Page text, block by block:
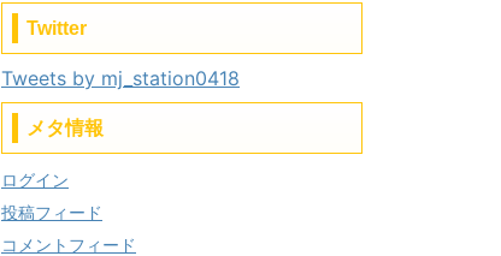
Twitter
Tweets by mj_station0418
メタ情報
ログイン
投稿フィード
コメントフィード